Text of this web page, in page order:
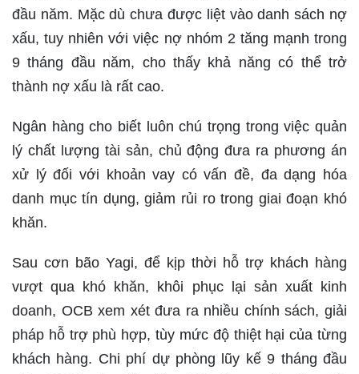
đầu năm. Mặc dù chưa được liệt vào danh sách nợ
xấu, tuy nhiên với việc nợ nhóm 2 tăng mạnh trong
9 tháng đầu năm, cho thấy khả năng có thể trở
thành nợ xấu là rất cao.
Ngân hàng cho biết luôn chú trọng trong việc quản
lý chất lượng tài sản, chủ động đưa ra phương án
xử lý đối với khoản vay có vấn đề, đa dạng hóa
danh mục tín dụng, giảm rủi ro trong giai đoạn khó
khăn.
Sau cơn bão Yagi, để kịp thời hỗ trợ khách hàng
vượt qua khó khăn, khôi phục lại sản xuất kinh
doanh, OCB xem xét đưa ra nhiều chính sách, giải
pháp hỗ trợ phù hợp, tùy mức độ thiệt hại của từng
khách hàng. Chi phí dự phòng lũy kế 9 tháng đầu